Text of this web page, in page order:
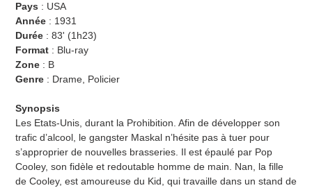
Pays : USA
Année : 1931
Durée : 83' (1h23)
Format : Blu-ray
Zone : B
Genre : Drame, Policier
Synopsis
Les Etats-Unis, durant la Prohibition. Afin de développer son
trafic d’alcool, le gangster Maskal n’hésite pas à tuer pour
s’approprier de nouvelles brasseries. Il est épaulé par Pop
Cooley, son fidèle et redoutable homme de main. Nan, la fille
de Cooley, est amoureuse du Kid, qui travaille dans un stand de